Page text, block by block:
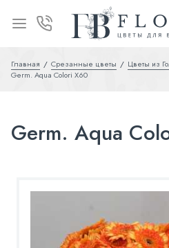
Главная Срезанные цветы Цветы из
Germ. Aqua Colori X60
Germ. Aqua